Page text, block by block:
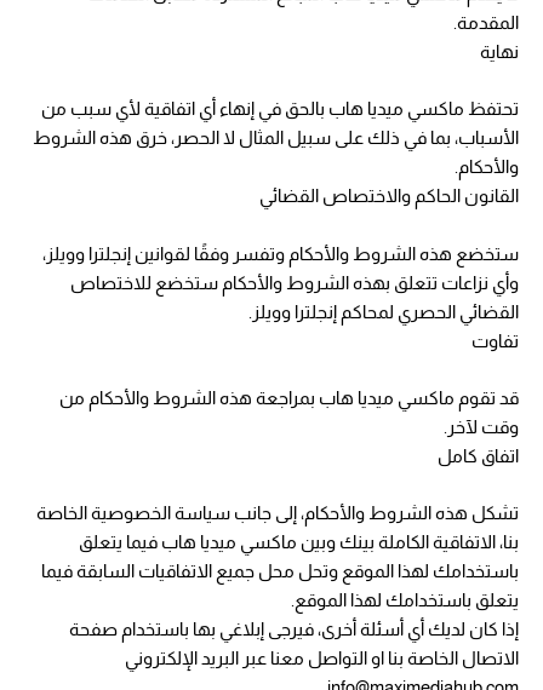
المقدمة.
نهاية
تحتفظ ماكسي ميديا هاب بالحق في إنهاء أي اتفاقية لأي سبب من
الأسباب، بما في ذلك على سبيل المثال لا الحصر، خرق هذه الشروط
والأحكام.
القانون الحاكم والاختصاص القضائي
ستخضع هذه الشروط والأحكام وتفسر وفقًا لقوانين إنجلترا وويلز،
وأي نزاعات تتعلق بهذه الشروط والأحكام ستخضع للاختصاص
القضائي الحصري لمحاكم إنجلترا وويلز.
تفاوت
قد تقوم ماكسي ميديا هاب بمراجعة هذه الشروط والأحكام من
وقت لآخر.
اتفاق كامل
تشكل هذه الشروط والأحكام، إلى جانب سياسة الخصوصية الخاصة
بنا، الاتفاقية الكاملة بينك وبين ماكسي ميديا هاب فيما يتعلق
باستخدامك لهذا الموقع وتحل محل جميع الاتفاقيات السابقة فيما
يتعلق باستخدامك لهذا الموقع.
إذا كان لديك أي أسئلة أخرى، فيرجى إبلاغي بها باستخدام صفحة
الاتصال الخاصة بنا او التواصل معنا عبر البريد الإلكتروني